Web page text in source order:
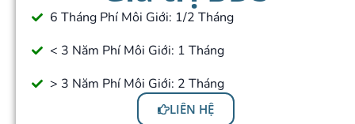
6 Tháng Phí Môi Giới: 1/2 Tháng
< 3 Năm Phí Môi Giới: 1 Tháng
> 3 Năm Phí Môi Giới: 2 Tháng
LIÊN HỆ